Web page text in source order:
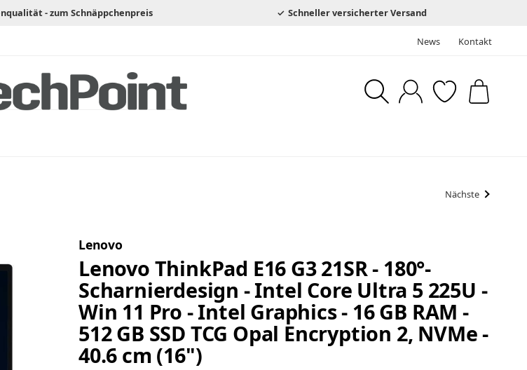
- zum Schnäppchenpreis Schneller versicherter Versand
News Kontakt
Nächste
Lenovo
Lenovo ThinkPad E16 G3 21SR - 180°-
Scharnierdesign - Intel Core Ultra 5 225U -
Win 11 Pro - Intel Graphics - 16 GB RAM -
512 GB SSD TCG Opal Encryption 2, NVMe -
40.6 cm (16")